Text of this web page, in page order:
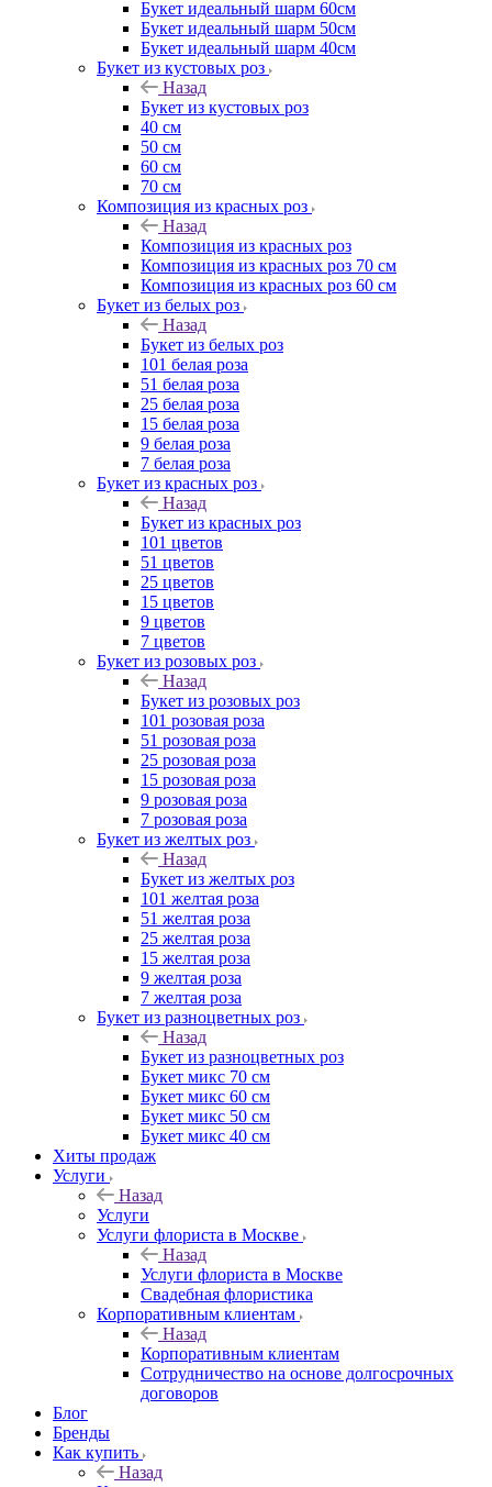
Букет идеальный шарм 60см
Букет идеальный шарм 50см
Букет идеальный шарм 40см
Букет из кустовых роз
Назад
Букет из кустовых роз
40 см
50 см
60 см
70 см
Композиция из красных роз
Назад
Композиция из красных роз
Композиция из красных роз 70 см
Композиция из красных роз 60 см
Букет из белых роз
Назад
Букет из белых роз
101 белая роза
51 белая роза
25 белая роза
15 белая роза
9 белая роза
7 белая роза
Букет из красных роз
Назад
Букет из красных роз
101 цветов
51 цветов
25 цветов
15 цветов
9 цветов
7 цветов
Букет из розовых роз
Назад
Букет из розовых роз
101 розовая роза
51 розовая роза
25 розовая роза
15 розовая роза
9 розовая роза
7 розовая роза
Букет из желтых роз
Назад
Букет из желтых роз
101 желтая роза
51 желтая роза
25 желтая роза
15 желтая роза
9 желтая роза
7 желтая роза
Букет из разноцветных роз
Назад
Букет из разноцветных роз
Букет микс 70 см
Букет микс 60 см
Букет микс 50 см
Букет микс 40 см
Хиты продаж
Услуги
Назад
Услуги
Услуги флориста в Москве
Назад
Услуги флориста в Москве
Свадебная флористика
Корпоративным клиентам
Назад
Корпоративным клиентам
Сотрудничество на основе долгосрочных
договоров
Блог
Бренды
Как купить
Назад